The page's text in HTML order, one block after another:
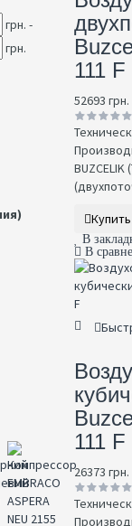
грн. -
грн.
111 F
52693 грн.
Купить
В
В
111 F
26373 грн.